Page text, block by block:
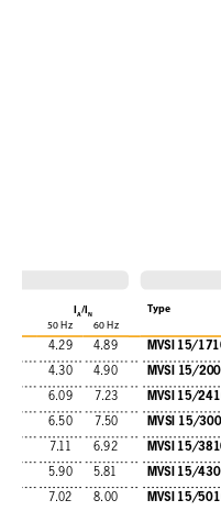
4.29 4.89 MVSI 15/
4.30
4.90 MVSI 15/
6.09
7.23 MVSI 15/
6.50
7.50 MVSI 15/
7.11
6.92 MVSI 15/
5.90
5.81 MVSI 15/
7.02
8.00 MVSI 15/
A/l N
50 Hz 60 Hz
Type